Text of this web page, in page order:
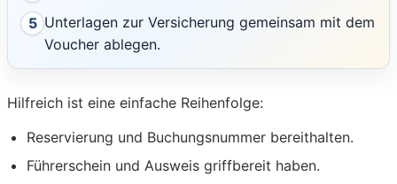
5 Unterlagen zur Versicherung gemeinsam mit dem
Voucher ablegen.
Hilfreich ist eine einfache Reihenfolge:
Reservierung und Buchungsnummer bereithalten.
Führerschein und Ausweis griffbereit haben.